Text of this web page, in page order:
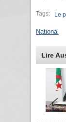
Tags: Le
National
Lire